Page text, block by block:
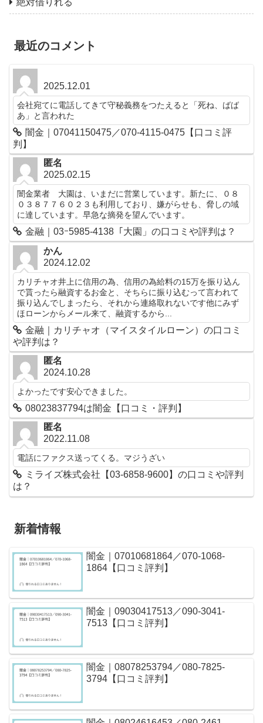
最近のコメント
2025.12.01
会社宛てに電話してきて守秘義務をつたえると「死ね、ばば
あ」と言われた
闇金｜07041150475／070-4115-0475【口コミ評
判】
匿名
2025.02.15
闇金業者 大園は、いまだに営業しています。新たに、０８
０３８７７６０２３も利用しており、嫌がらせも、脅しの域
に達しています。早急な摘発を望んでいます。
金融｜03ｰ5985-4138「大園」の口コミや評判は？
かん
2024.12.02
カリチャオ井上に信用の為、信用の為給料の15万を振り込ん
で貰ったら融資するお金と、そちらに振り込むって言われて
振り込んでしまったら、それから連絡取れないです他にみず
ほローンからメール来て、融資するから...
金融｜カリチャオ（マイスタイルローン）の口コミ
や評判は？
匿名
2024.10.28
よかったです安心できました。
08023837794は闇金【口コミ・評判】
匿名
2022.11.08
電話にファクス送ってくる。マジうざい
ミライズ株式会社【03-6858-9600】の口コミや評判
は？
新着情報
闇金｜07010681864／070-1068-
1864【口コミ評判】
闇金｜09030417513／090-3041-
7513【口コミ評判】
闇金｜08078253794／080-7825-
3794【口コミ評判】